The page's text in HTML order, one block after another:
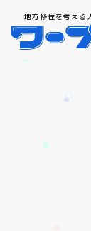
地方移住を考える